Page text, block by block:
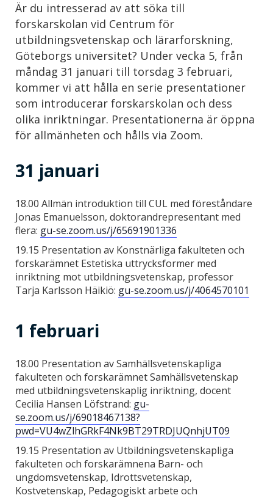
Är du intresserad av att söka till
forskarskolan vid Centrum för
utbildningsvetenskap och lärarforskning,
Göteborgs universitet? Under vecka 5, från
måndag 31 januari till torsdag 3 februari,
kommer vi att hålla en serie presentationer
som introducerar forskarskolan och dess
olika inriktningar. Presentationerna är öppna
för allmänheten och hålls via Zoom.
31 januari
18.00 Allmän introduktion till CUL med föreståndare
Jonas Emanuelsson, doktorandrepresentant med
flera: gu-se.zoom.us/j/65691901336
19.15 Presentation av Konstnärliga fakulteten och
forskarämnet Estetiska uttrycksformer med
inriktning mot utbildningsvetenskap, professor
Tarja Karlsson Häikiö: gu-se.zoom.us/j/4064570101
1 februari
18.00 Presentation av Samhällsvetenskapliga
fakulteten och forskarämnet Samhällsvetenskap
med utbildningsvetenskaplig inriktning, docent
Cecilia Hansen Löfstrand: gu-
se.zoom.us/j/69018467138?
pwd=VU4wZlhGRkF4Nk9BT29TRDJUQnhjUT09
19.15 Presentation av Utbildningsvetenskapliga
fakulteten och forskarämnena Barn- och
ungdomsvetenskap, Idrottsvetenskap,
Kostvetenskap, Pedagogiskt arbete och